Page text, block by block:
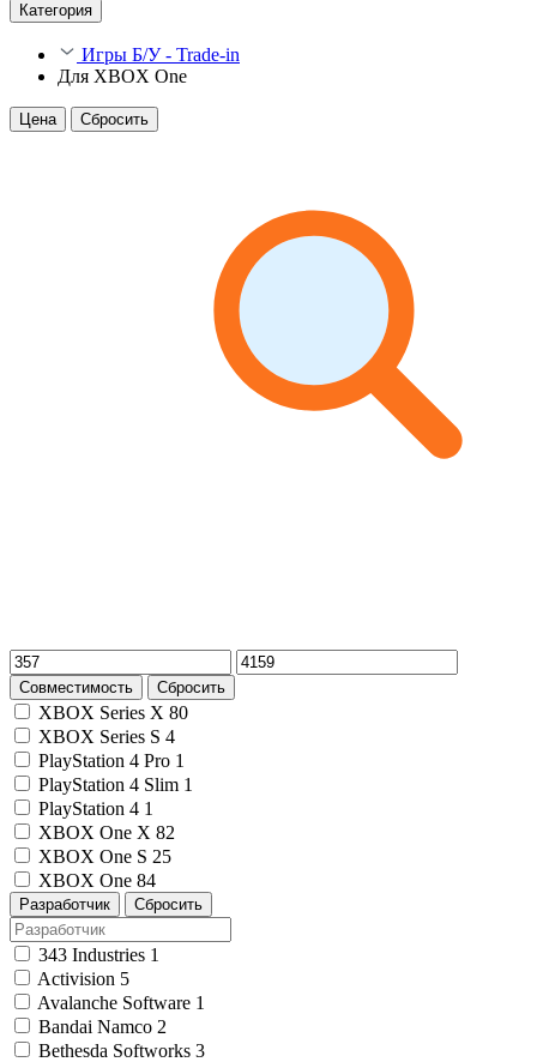
Категория
Игры Б/У - Trade-in
Для XBOX One
Цена Сбросить
Совместимость Сбросить
XBOX Series X 80
XBOX Series S 4
PlayStation 4 Pro 1
PlayStation 4 Slim 1
PlayStation 4 1
XBOX One X 82
XBOX One S 25
XBOX One 84
Разработчик Сбросить
343 Industries 1
Activision 5
Avalanche Software 1
Bandai Namco 2
Bethesda Softworks 3